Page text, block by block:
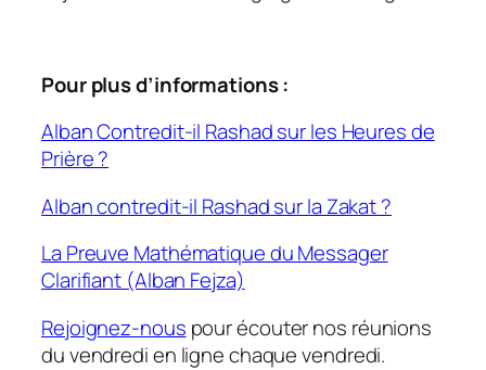
Pour plus d’informations :
Alban Contredit-il Rashad sur les Heures de
Prière ?
Alban contredit-il Rashad sur la Zakat ?
La Preuve Mathématique du Messager
Clarifiant (Alban Fejza)
Rejoignez-nous pour écouter nos réunions
du vendredi en ligne chaque vendredi.